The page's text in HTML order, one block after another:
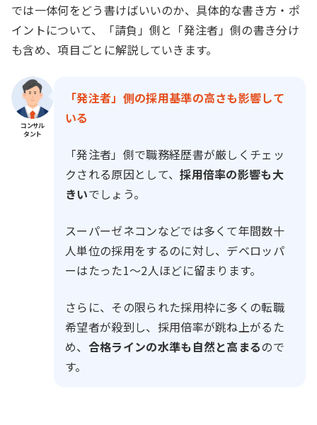
では一体何をどう書けばいいのか、具体的な書き方・ポ
イントについて、「請負」側と「発注者」側の書き分け
も含め、項目ごとに解説していきます。
コンサル
タント
「発注者」側の採用基準の高さも影響して
いる
「発注者」側で職務経歴書が厳しくチェッ
クされる原因として、採用倍率の影響も大
きいでしょう。
スーパーゼネコンなどでは多くて年間数十
人単位の採用をするのに対し、デベロッパ
ーはたった1～2人ほどに留まります。
さらに、その限られた採用枠に多くの転職
希望者が殺到し、採用倍率が跳ね上がるた
め、 合格ラインの水準も自然と高まるので
す。